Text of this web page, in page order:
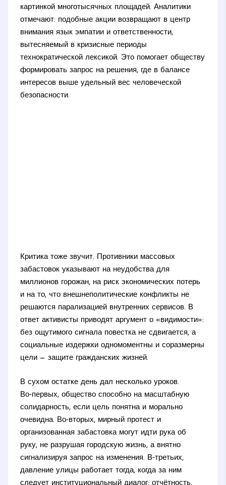
картинкой многотысячных площадей. Аналитики
отмечают: подобные акции возвращают в центр
внимания язык эмпатии и ответственности,
вытесняемый в кризисные периоды
технократической лексикой. Это помогает обществу
формировать запрос на решения, где в балансе
интересов выше удельный вес человеческой
безопасности.
Критика тоже звучит. Противники массовых
забастовок указывают на неудобства для
миллионов горожан, на риск экономических потерь
и на то, что внешнеполитические конфликты не
решаются парализацией внутренних сервисов. В
ответ активисты приводят аргумент о «видимости»:
без ощутимого сигнала повестка не сдвигается, а
социальные издержки одномоментны и соразмерны
цели — защите гражданских жизней.
В сухом остатке день дал несколько уроков.
Во‑первых, общество способно на масштабную
солидарность, если цель понятна и морально
очевидна. Во‑вторых, мирный протест и
организованная забастовка могут идти рука об
руку, не разрушая городскую жизнь, а внятно
сигнализируя запрос на изменения. В‑третьих,
давление улицы работает тогда, когда за ним
следует институциональный диалог: отчётность,